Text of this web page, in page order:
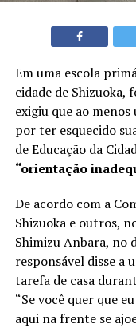
Em uma escola
cidade de Shizuoka,
exigiu que ao
por ter esquecido
de Educação da
“orientação
De acordo com a
Shizuoka e outros,
Shimizu Anbara, no
responsável disse a
tarefa de casa
“Se você quer que
aqui na frente se